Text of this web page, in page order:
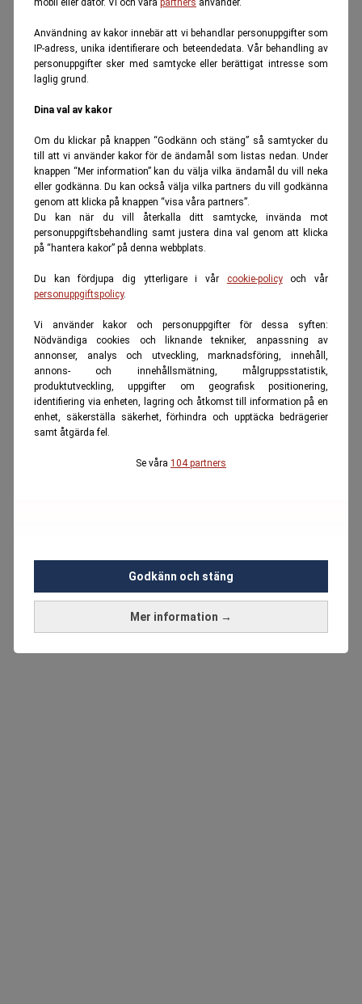
mobil eller dator. Vi och våra partners använder.
Användning av kakor innebär att vi behandlar personuppgifter som
IP-adress, unika identifierare och beteendedata. Vår behandling av
personuppgifter sker med samtycke eller berättigat intresse som
laglig grund.
Dina val av kakor
Om du klickar på knappen “Godkänn och stäng” så samtycker du
till att vi använder kakor för de ändamål som listas nedan. Under
knappen “Mer information” kan du välja vilka ändamål du vill neka
eller godkänna. Du kan också välja vilka partners du vill godkänna
genom att klicka på knappen “visa våra partners”.
Du kan när du vill återkalla ditt samtycke, invända mot
personuppgiftsbehandling samt justera dina val genom att klicka
på “hantera kakor” på denna webbplats.
Du kan fördjupa dig ytterligare i vår cookie-policyoch vår
personuppgiftspolicy.
Vi använder kakor och personuppgifter för dessa syften:
Nödvändiga cookies och liknande tekniker, anpassning av
annonser, analys och utveckling, marknadsföring, innehåll,
annons- och innehållsmätning, målgruppsstatistik,
produktutveckling, uppgifter om geografisk positionering,
identifiering via enheten, lagring och åtkomst till information på en
enhet, säkerställa säkerhet, förhindra och upptäcka bedrägerier
samt åtgärda fel.
Se våra 104 partners
Mer information →
Godkänn och stäng